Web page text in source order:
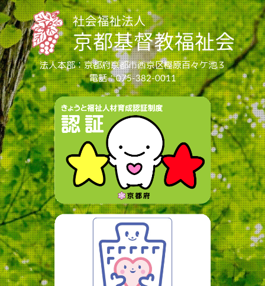
法人本部：京都府京都市西京区樫原百々ケ池３
電話：075-382-0011